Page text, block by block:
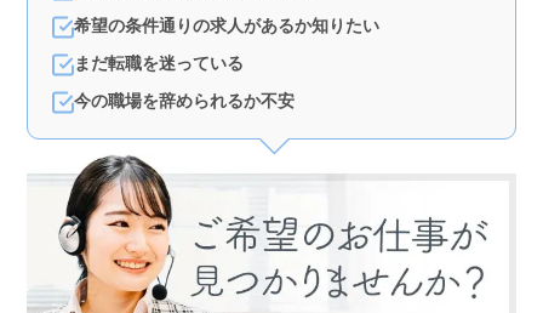
ます。
希望の条件通りの求人があるか知りたい
まだ転職を迷っている
今の職場を辞められるか不安